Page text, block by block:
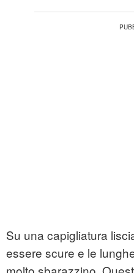
Su una capigliatura
essere scure e le